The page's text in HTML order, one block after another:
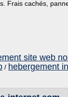
Frais cachés,
site web
/ hebergement